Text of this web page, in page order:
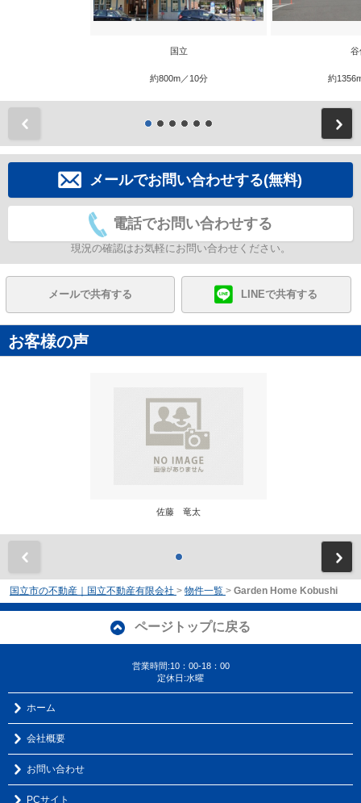
国立
約800m／10分
谷
約
メールでお問い合わせする(無料)
電話でお問い合わせする
現況の確認はお気軽にお問い合わせください。
メールで共有する LINEで共有する
お客様の声
佐藤 竜太
国立市の不動産｜国立不動産有限会社 > 物件一覧 > Garden Home Kobushi
ページトップに戻る
営業時間:10：00-18：00
定休日:水曜
ホーム
会社概要
お問い合わせ
PCサイト